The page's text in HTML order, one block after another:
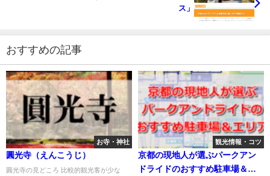
ス」
おすすめの記事
お寺・神社
圓光寺（えんこうじ）
圓光寺の見どころ 比較的観光客が少な
観光情報・コツ
京都の現地人が選ぶパークアン
ドライドのおすすめ駐車場＆エ